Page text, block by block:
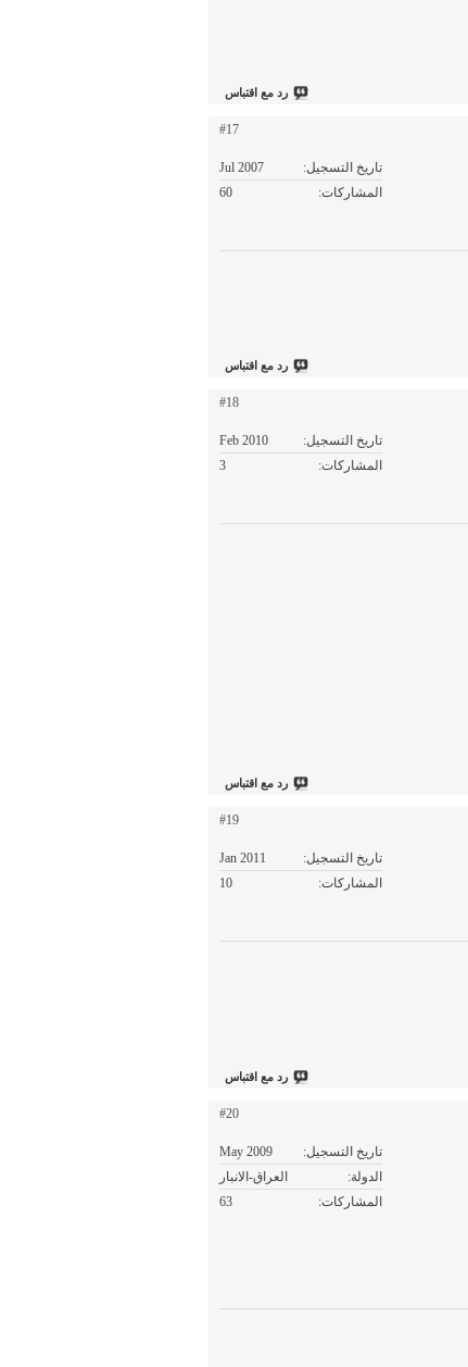
رد مع اقتباس
#17
تاريخ التسجيل
Jul 2007
المشاركات
60
رد مع اقتباس
#18
تاريخ التسجيل
Feb 2010
المشاركات
3
رد مع اقتباس
#19
تاريخ التسجيل
Jan 2011
المشاركات
10
رد مع اقتباس
#20
تاريخ التسجيل
May 2009
الدولة
العراق-الانبار
المشاركات
63